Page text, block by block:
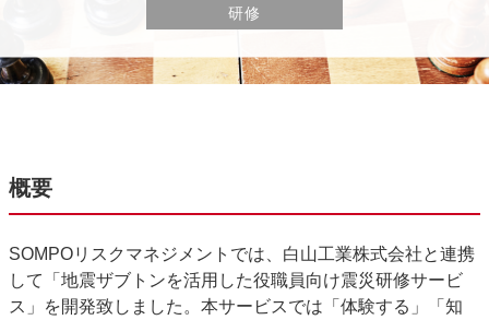
研修
概要
SOMPOリスクマネジメントでは、白山工業株式会社と連携
して「地震ザブトンを活用した役職員向け震災研修サービ
ス」を開発致しました。本サービスでは「体験する」「知